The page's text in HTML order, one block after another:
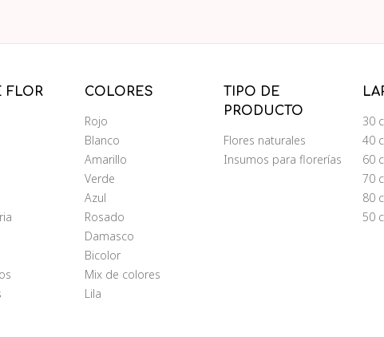
FLOR COLORES
Rojo
Blanco
Amarillo
Verde
Azul
Rosado
Damasco
Bicolor
Mix de colores
Lila
TIPO DE
PRODUCTO
Flores naturales
Insumos para florerías
30
40
60
70
80
50